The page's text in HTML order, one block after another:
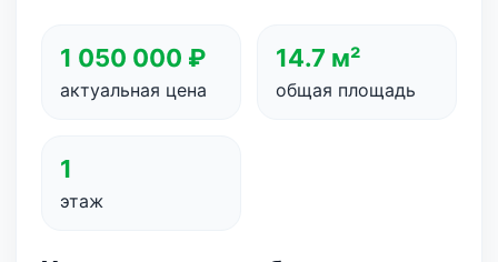
1 050 000 ₽
актуальная цена
14.7 м²
общая площадь
1
этаж